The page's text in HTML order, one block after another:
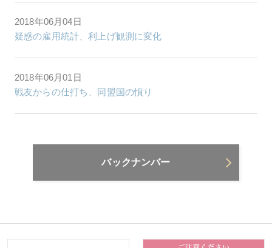
2018年06月04日
疑惑の雇用統計、利上げ観測に変化
2018年06月01日
戦友からの仕打ち、同盟国の憤り
バックナンバー